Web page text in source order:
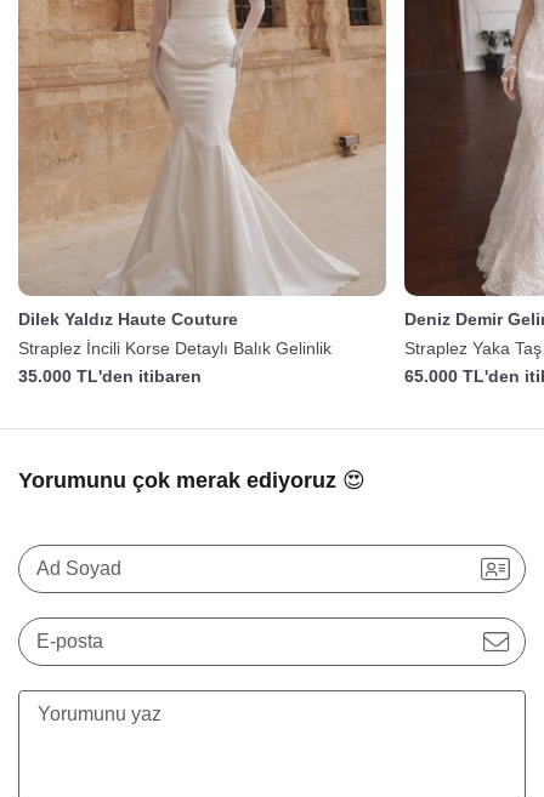
Dilek Yaldız Haute Couture
Straplez İncili Korse Detaylı Balık Gelinlik
35.000 TL'den itibaren
Deniz Demir
Straplez Yaka
65.000 TL'den
Yorumunu çok merak ediyoruz 😍
Ad Soyad
E-posta